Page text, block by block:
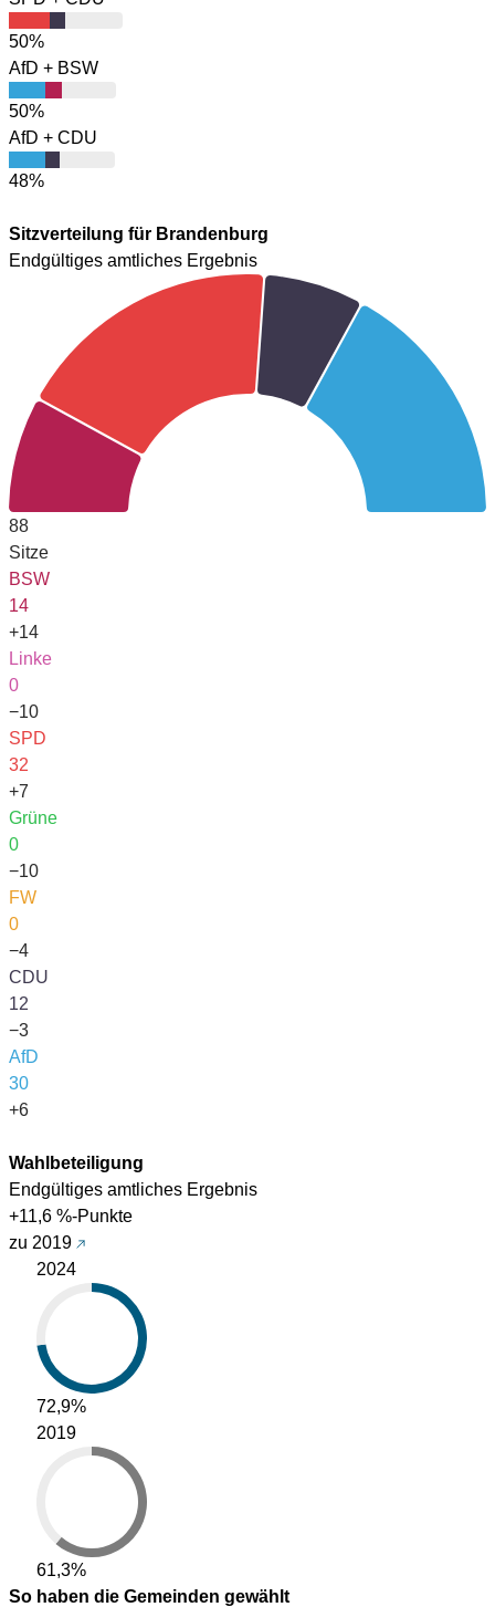
50%
AfD + BSW
50%
AfD + CDU
48%
Sitzverteilung für Brandenburg
Endgültiges amtliches Ergebnis
88
Sitze
BSW
14
+14
Linke
0
−10
SPD
32
+7
Grüne
0
−10
FW
0
−4
CDU
12
−3
AfD
30
+6
Wahlbeteiligung
Endgültiges amtliches Ergebnis
+11,6 %-Punkte
zu 2019
2024
72,9%
2019
61,3%
So haben die Gemeinden gewählt